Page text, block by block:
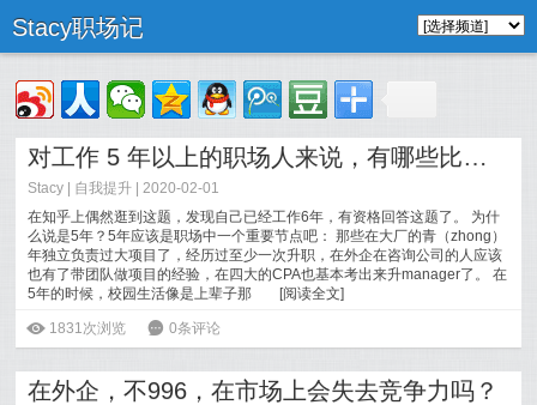
Stacy职场记
对工作 5 年以上的职场人来说，有哪些比工资低更危险的事？
Stacy 自我提升 | 2020-02-01
在知乎上偶然逛到这题，发现自己已经工作6年，有资格回答这题了。 为什
么说是5年？5年应该是职场中一个重要节点吧： 那些在大厂的青（zhong）
年独立负责过大项目了，经历过至少一次升职，在外企在咨询公司的人应该
也有了带团队做项目的经验，在四大的CPA也基本考出来升manager了。 在
5年的时候，校园生活像是上辈子那
[阅读全文]
ė 1831次浏览 6 0条评论
在外企，不996，在市场上会失去竞争力吗？